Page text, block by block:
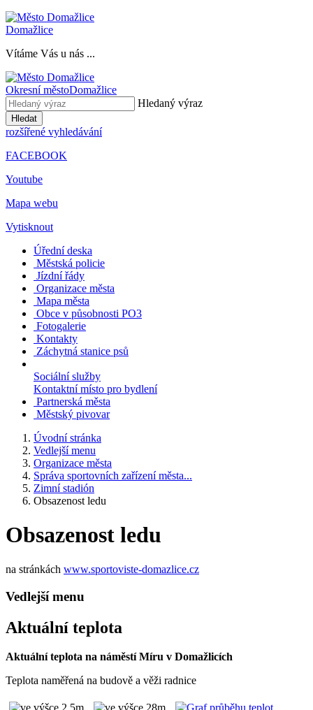
Domažlice
Vítáme Vás u nás ...
Okresní městoDomažlice
Hledaný výraz
Hledat
rozšířené vyhledávání
FACEBOOK
Youtube
Mapa webu
Vytisknout
Úřední deska
Městská policie
Jízdní řády
Organizace města
Mapa města
Obce v působnosti PO3
Fotogalerie
Kontakty
Záchytná stanice psů
Sociální služby
Kontaktní místo pro bydlení
Partnerská města
Městský pivovar
Úvodní stránka
Vedlejší menu
Organizace města
Správa sportovních zařízení města...
Zimní stadión
Obsazenost ledu
Obsazenost ledu
na stránkách www.sportoviste-domazlice.cz
Vedlejší menu
Aktuální teplota
Aktuální teplota na náměstí Míru v Domažlicích
Teplota naměřená na budově a věži radnice